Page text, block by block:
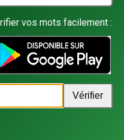
vos mots facilement :